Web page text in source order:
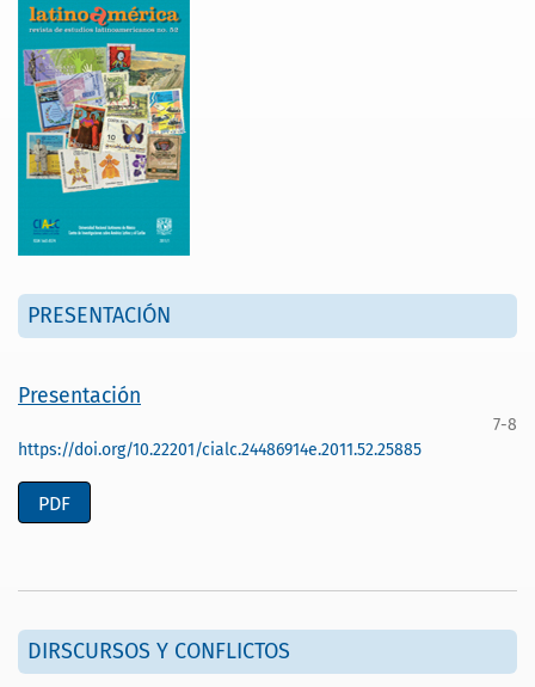
PRESENTACIÓN
Presentación
7-8
https://doi.org/10.22201/cialc.24486914e.2011.52.25885
PDF
DIRSCURSOS Y CONFLICTOS